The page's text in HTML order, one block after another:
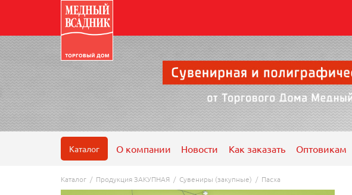
Каталог О компании Новости Как заказать Оптовикам
Каталог / Продукция ЗАКУПНАЯ / Сувениры (закупные) / Пасха